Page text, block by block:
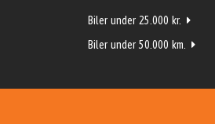
Biler under 25.000 kr.
Biler under 50.000 km.